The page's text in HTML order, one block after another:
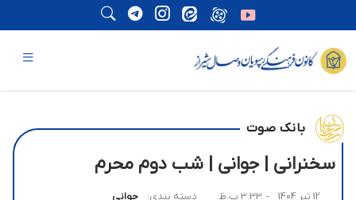
بانک صوت
سخنرانی | جوانی | شب دوم محرم
12 تیر 1404 - 3:33 ب.ظ دسته بندی: جوانی